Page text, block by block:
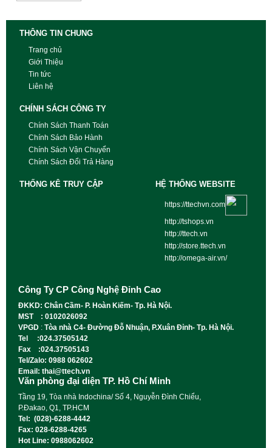
THÔNG TIN CHUNG
Trang chủ
Giới Thiệu
Tin tức
Liên hệ
CHÍNH SÁCH CÔNG TY
Chính Sách Thanh Toán
Chính Sách Bảo Hành
Chính Sách Vận Chuyển
Chính Sách Đổi Trả Hàng
THỐNG KÊ TRUY CẬP HỆ THỐNG WEBSITE
https://ttechvn.com
http://tshops.vn
http://ttech.vn
http://store.ttech.vn
http://omega-air.vn/
Công Ty CP Công Nghệ Đỉnh Cao
ĐKKD: Chân Cầm- P. Hoàn Kiếm- Tp. Hà Nội.
MST : 0102026092
VPGD : Tòa nhà C4- Đường Đỗ Nhuận, P.Xuân Đỉnh- Tp. Hà Nội.
Tel :024.37505142
Fax :024.37505143
Tel/Zalo: 0988 062602
Email: thai@ttech.vn
Văn phòng đại diện TP. Hồ Chí Minh
Tầng 19, Tòa nhà Indochina/ Số 4, Nguyễn Đình Chiểu,
P.Đakao, Q1, TP.HCM
Tel: (028)-6288-4442
Fax: 028-6288-4265
Hot Line: 0988062602